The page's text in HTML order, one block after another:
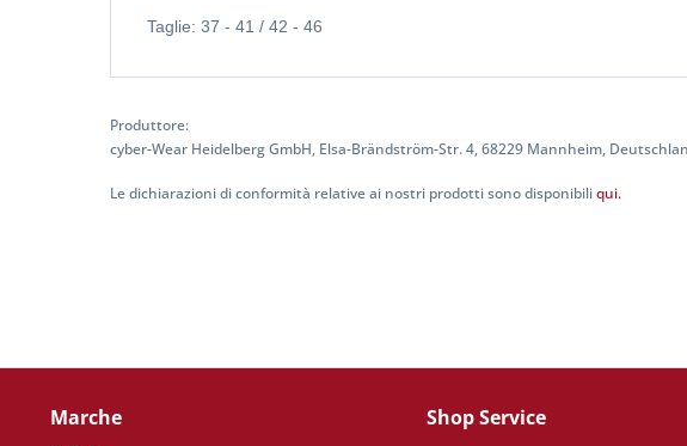
Taglie: 37 - 41 / 42 - 46
Produttore:
cyber-Wear Heidelberg GmbH, Elsa-Brändström-Str. 4, 68229 Mannheim,
Le dichiarazioni di conformità relative ai nostri prodotti sono disponibiliqui.
Marche Shop Service